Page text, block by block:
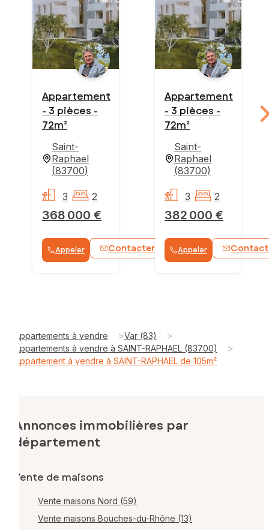
Appartement
- 3 pièces -
72m²
Saint-
Raphael
(83700)
368 000 €
3 2
Appeler Contacter WhatsApp
Appartement
- 3 pièces -
72m²
Saint-
Raphael
(83700)
382 000 €
3 2
Appeler
Appartements à vendre >Var (83) >
Appartements à vendre à SAINT-RAPHAEL (83700) >
Appartement à vendre à SAINT-RAPHAEL de 105m²
Annonces immobilières par
département
Vente de maisons
Vente maisons Nord (59)
Vente maisons Bouches-du-Rhône (13)